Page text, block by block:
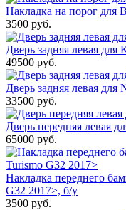
Накладка на порог для
3500 руб.
Дверь задняя левая для
49500 руб.
Дверь задняя левая для
33500 руб.
Дверь передняя левая
65000 руб.
Накладка переднего
G32 2017>, б/у
3500 руб.